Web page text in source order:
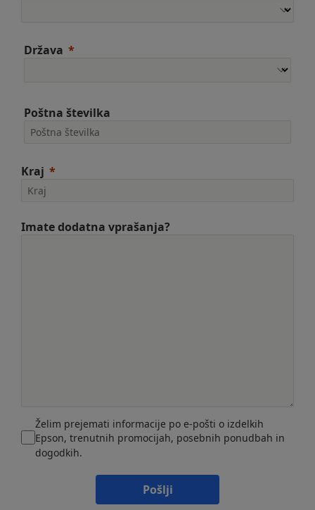
Država
Poštna številka
Kraj
Imate dodatna vprašanja?
Želim prejemati informacije po e-pošti o izdelkih
Epson, trenutnih promocijah, posebnih ponudbah in
dogodkih.
Pošlji